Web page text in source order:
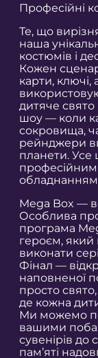
Професійні
Те, що
наша
костюмів і
Кожен
карти, ключі,
дитяче
шоу — коли
сокровища,
рейнджери
планети.
обладнанням
Mega Box —
Особлива
програма
героєм, який
виконати
Фінал —
наповненої
просто
де кожна
Ми можемо
вашими
сувенірів до
пам’яті